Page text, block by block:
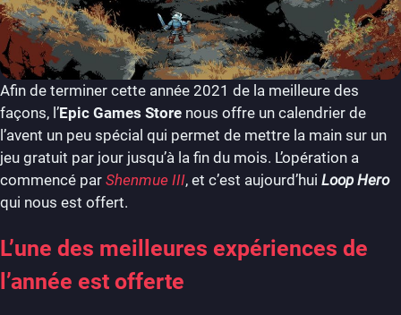
Afin de terminer cette année 2021 de la meilleure des
façons, l’Epic Games Store nous offre un calendrier de
l’avent un peu spécial qui permet de mettre la main sur un
jeu gratuit par jour jusqu’à la fin du mois. L’opération a
commencé par Shenmue III, et c’est aujourd’hui Loop Hero
qui nous est offert.
L’une des meilleures expériences de
l’année est offerte